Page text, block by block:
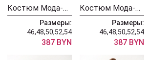
Костюм Мода-Юрс 26-2766 черный + цветы
Размеры:
46,48,50,52,54
387 BYN
Костюм Мода-Юрс 26-2538 серый + цветы
Размеры:
46,48,50,52,54
387 BYN